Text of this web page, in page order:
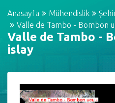
Anasayfa Mühendislik
Valle de Tambo - Bombon
Valle de Tambo -
islay